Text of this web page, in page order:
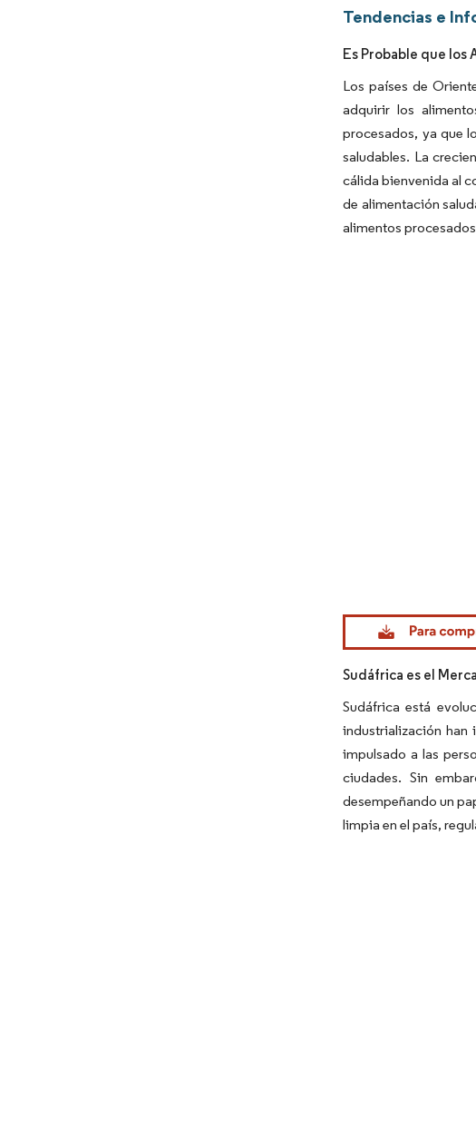
Tendencias e
Es Probable que los
Los países de
adquirir los
procesados, ya que
saludables. La
cálida bienvenida al
de alimentación
alimentos
Imagen © Mordor
Sudáfrica es el
Sudáfrica está
industrialización han
impulsado a las
ciudades. Sin
desempeñando un
limpia en el país,